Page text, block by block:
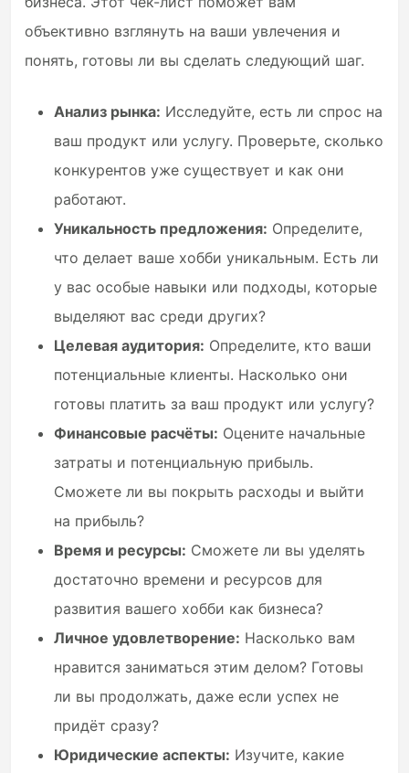
объективно взглянуть на ваши увлечения и
понять, готовы ли вы сделать следующий шаг.
Анализ рынка: Исследуйте, есть ли спрос на
ваш продукт или услугу. Проверьте, сколько
конкурентов уже существует и как они
работают.
Уникальность предложения: Определите,
что делает ваше хобби уникальным. Есть ли
у вас особые навыки или подходы, которые
выделяют вас среди других?
Целевая аудитория: Определите, кто ваши
потенциальные клиенты. Насколько они
готовы платить за ваш продукт или услугу?
Финансовые расчёты: Оцените начальные
затраты и потенциальную прибыль.
Сможете ли вы покрыть расходы и выйти
на прибыль?
Время и ресурсы: Сможете ли вы уделять
достаточно времени и ресурсов для
развития вашего хобби как бизнеса?
Личное удовлетворение: Насколько вам
нравится заниматься этим делом? Готовы
ли вы продолжать, даже если успех не
придёт сразу?
Юридические аспекты: Изучите, какие